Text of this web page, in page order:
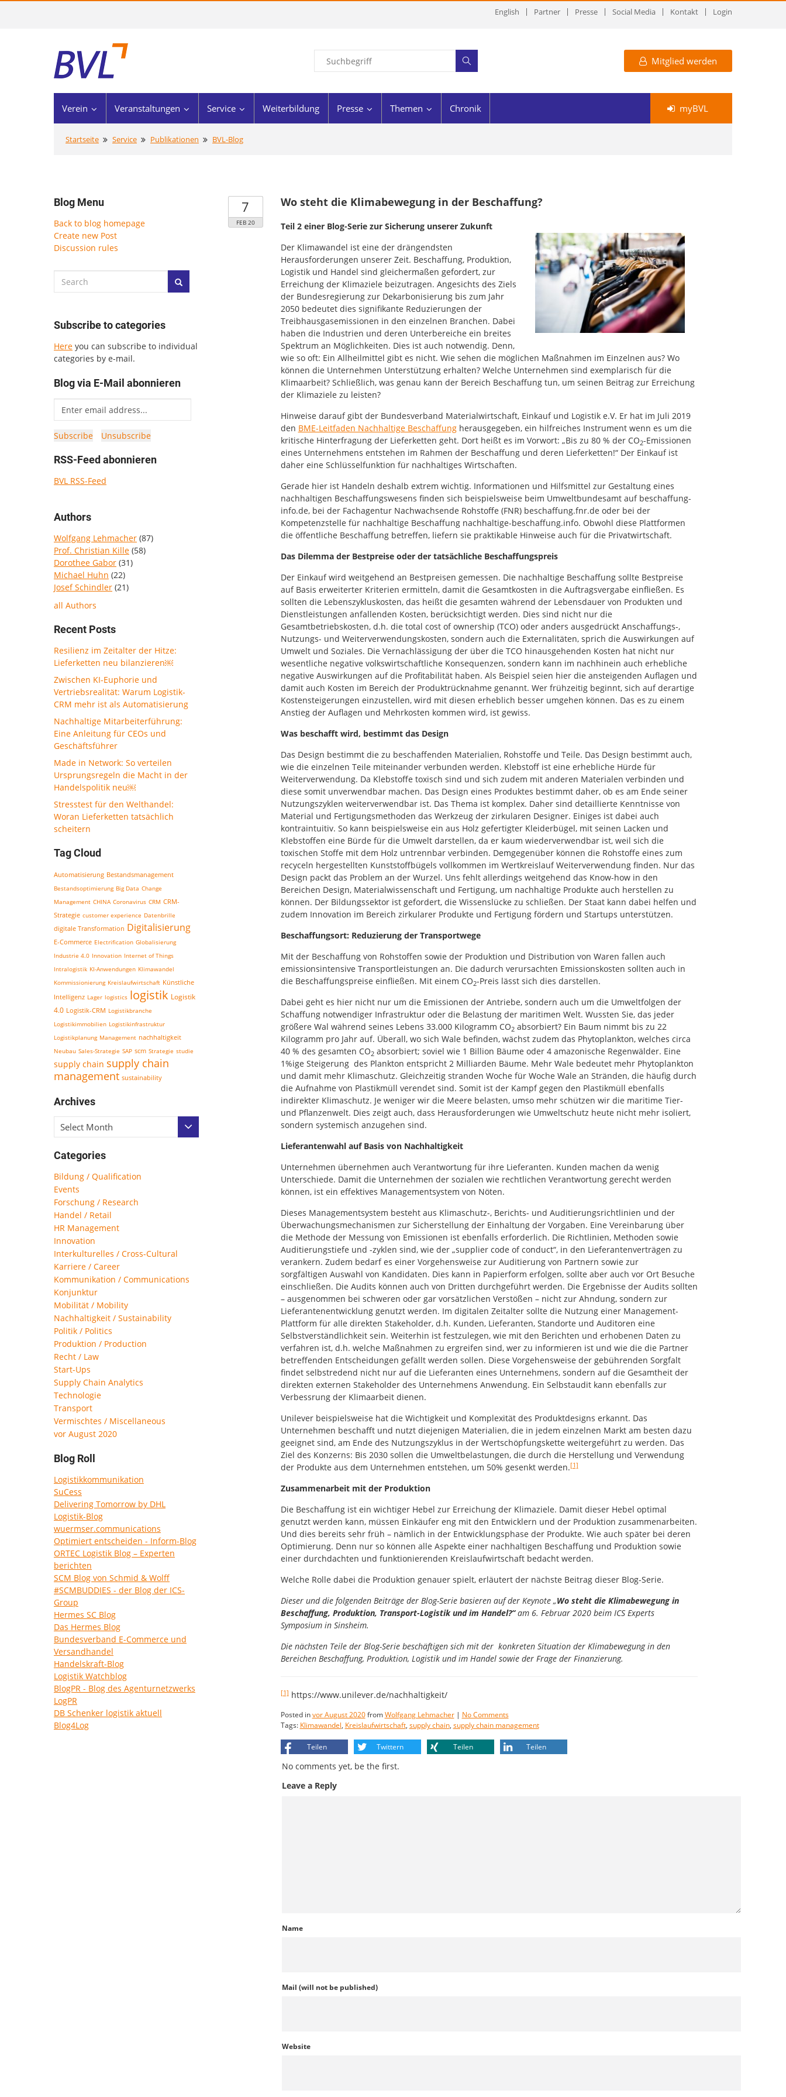
English Partner Presse Social Media Kontakt Login
Mitglied werden
Verein Veranstaltungen Service Weiterbildung Presse Themen Chronik myBVL
Startseite Service Publikationen BVL-Blog
Blog Menu
Back to blog homepage
Create new Post
Discussion rules
Subscribe to categories
Here you can subscribe to individual
categories by e-mail.
Blog via E-Mail abonnieren
RSS-Feed abonnieren
BVL RSS-Feed
Authors
Wolfgang Lehmacher (87)
Prof. Christian Kille (58)
Dorothee Gabor (31)
Michael Huhn (22)
Josef Schindler (21)
all Authors
Recent Posts
Resilienz im Zeitalter der Hitze:
Lieferketten neu bilanzieren￼
Zwischen KI-Euphorie und
Vertriebsrealität: Warum Logistik-
CRM mehr ist als Automatisierung
Nachhaltige Mitarbeiterführung:
Eine Anleitung für CEOs und
Geschäftsführer
Made in Network: So verteilen
Ursprungsregeln die Macht in der
Handelspolitik neu￼
Stresstest für den Welthandel:
Woran Lieferketten tatsächlich
scheitern
Tag Cloud
Automatisierung Bestandsmanagement
Bestandsoptimierung Big Data Change
Management CHINA Coronavirus CRM CRM-
Strategie customer experience Datenbrille
digitale Transformation Digitalisierung
E-Commerce Electrification Globalisierung
Industrie 4.0 Innovation Internet of Things
Intralogistik KI-Anwendungen Klimawandel
Kommissionierung Kreislaufwirtschaft Künstliche
Intelligenz Lager logistics logistik Logistik
4.0 Logistik-CRM Logistikbranche
Logistikimmobilien Logistikinfrastruktur
Logistikplanung Management nachhaltigkeit
Neubau Sales-Strategie SAP scm Strategie studie
supply chain supply chain
management sustainability
Archives
Select Month
Categories
Bildung / Qualification
Events
Forschung / Research
Handel / Retail
HR Management
Innovation
Interkulturelles / Cross-Cultural
Karriere / Career
Kommunikation / Communications
Konjunktur
Mobilität / Mobility
Nachhaltigkeit / Sustainability
Politik / Politics
Produktion / Production
Recht / Law
Start-Ups
Supply Chain Analytics
Technologie
Transport
Vermischtes / Miscellaneous
vor August 2020
Blog Roll
Logistikkommunikation
SuCess
Delivering Tomorrow by DHL
Logistik-Blog
wuermser.communications
Optimiert entscheiden - Inform-Blog
ORTEC Logistik Blog – Experten
berichten
SCM Blog von Schmid & Wolff
#SCMBUDDIES - der Blog der ICS-
Group
Hermes SC Blog
Das Hermes Blog
Bundesverband E-Commerce und
Versandhandel
Handelskraft-Blog
Logistik Watchblog
BlogPR - Blog des Agenturnetzwerks
LogPR
DB Schenker logistik aktuell
Blog4Log
7
FEB 20
Wo steht die Klimabewegung in der Beschaffung?
Teil 2 einer Blog-Serie zur Sicherung unserer Zukunft
Der Klimawandel ist eine der drängendsten
Herausforderungen unserer Zeit. Beschaffung, Produktion,
Logistik und Handel sind gleichermaßen gefordert, zur
Erreichung der Klimaziele beizutragen. Angesichts des Ziels
der Bundesregierung zur Dekarbonisierung bis zum Jahr
2050 bedeutet dies signifikante Reduzierungen der
Treibhausgasemissionen in den einzelnen Branchen. Dabei
haben die Industrien und deren Unterbereiche ein breites
Spektrum an Möglichkeiten. Dies ist auch notwendig. Denn,
wie so oft: Ein Allheilmittel gibt es nicht. Wie sehen die möglichen Maßnahmen im Einzelnen aus? Wo
können die Unternehmen Unterstützung erhalten? Welche Unternehmen sind exemplarisch für die
Klimaarbeit? Schließlich, was genau kann der Bereich Beschaffung tun, um seinen Beitrag zur Erreichung
der Klimaziele zu leisten?
Hinweise darauf gibt der Bundesverband Materialwirtschaft, Einkauf und Logistik e.V. Er hat im Juli 2019
den BME-Leitfaden Nachhaltige Beschaffungherausgegeben, ein hilfreiches Instrument wenn es um die
kritische Hinterfragung der Lieferketten geht. Dort heißt es im Vorwort: „Bis zu 80 % der CO2-Emissionen
eines Unternehmens entstehen im Rahmen der Beschaffung und deren Lieferketten!“ Der Einkauf ist
daher eine Schlüsselfunktion für nachhaltiges Wirtschaften.
Gerade hier ist Handeln deshalb extrem wichtig. Informationen und Hilfsmittel zur Gestaltung eines
nachhaltigen Beschaffungswesens finden sich beispielsweise beim Umweltbundesamt auf beschaffung-
info.de, bei der Fachagentur Nachwachsende Rohstoffe (FNR) beschaffung.fnr.de oder bei der
Kompetenzstelle für nachhaltige Beschaffung nachhaltige-beschaffung.info. Obwohl diese Plattformen
die öffentliche Beschaffung betreffen, liefern sie praktikable Hinweise auch für die Privatwirtschaft.
Das Dilemma der Bestpreise oder der tatsächliche Beschaffungspreis
Der Einkauf wird weitgehend an Bestpreisen gemessen. Die nachhaltige Beschaffung sollte Bestpreise
auf Basis erweiterter Kriterien ermitteln, damit die Gesamtkosten in die Auftragsvergabe einfließen. Es
sollten die Lebenszykluskosten, das heißt die gesamten während der Lebensdauer von Produkten und
Dienstleistungen anfallenden Kosten, berücksichtigt werden. Dies sind nicht nur die
Gesamtbetriebskosten, d.h. die total cost of ownership (TCO) oder anders ausgedrückt Anschaffungs-,
Nutzungs- und Weiterverwendungskosten, sondern auch die Externalitäten, sprich die Auswirkungen auf
Umwelt und Soziales. Die Vernachlässigung der über die TCO hinausgehenden Kosten hat nicht nur
wesentliche negative volkswirtschaftliche Konsequenzen, sondern kann im nachhinein auch erhebliche
negative Auswirkungen auf die Profitabilität haben. Als Beispiel seien hier die ansteigenden Auflagen und
damit auch Kosten im Bereich der Produktrücknahme genannt. Wer frühzeitig beginnt, sich auf derartige
Kostensteigerungen einzustellen, wird mit diesen erheblich besser umgehen können. Das es zu einem
Anstieg der Auflagen und Mehrkosten kommen wird, ist gewiss.
Was beschafft wird, bestimmt das Design
Das Design bestimmt die zu beschaffenden Materialien, Rohstoffe und Teile. Das Design bestimmt auch,
wie die einzelnen Teile miteinander verbunden werden. Klebstoff ist eine erhebliche Hürde für
Weiterverwendung. Da Klebstoffe toxisch sind und sich zudem mit anderen Materialen verbinden und
diese somit unverwendbar machen. Das Design eines Produktes bestimmt daher, ob es am Ende seiner
Nutzungszyklen weiterverwendbar ist. Das Thema ist komplex. Daher sind detaillierte Kenntnisse von
Material und Fertigungsmethoden das Werkzeug der zirkularen Designer. Einiges ist dabei auch
kontraintuitiv. So kann beispielsweise ein aus Holz gefertigter Kleiderbügel, mit seinen Lacken und
Klebstoffen eine Bürde für die Umwelt darstellen, da er kaum wiederverwendbar ist, weil sich die
toxischen Stoffe mit dem Holz untrennbar verbinden. Demgegenüber können die Rohstoffe eines zum
recyceln hergestellten Kunststoffbügels vollkommen im Wertkreislauf Weiterverwendung finden. Nur das
Design packt das Problem an der Wurzel. Uns fehlt allerdings weitgehend das Know-how in den
Bereichen Design, Materialwissenschaft und Fertigung, um nachhaltige Produkte auch herstellen zu
können. Der Bildungssektor ist gefordert, die Wissenslücke zu schließen. Der Staat kann dabei helfen und
zudem Innovation im Bereich zirkularer Produkte und Fertigung fördern und Startups unterstützen.
Beschaffungsort: Reduzierung der Transportwege
Mit der Beschaffung von Rohstoffen sowie der Produktion und Distribution von Waren fallen auch
emissionsintensive Transportleistungen an. Die dadurch verursachten Emissionskosten sollten auch in
die Beschaffungspreise einfließen. Mit einem CO2-Preis lässt sich dies darstellen.
Dabei geht es hier nicht nur um die Emissionen der Antriebe, sondern auch um die Umweltfolgen der
Schaffung notwendiger Infrastruktur oder die Belastung der maritimen Welt. Wussten Sie, das jeder
größere Wal während seines Lebens 33.000 Kilogramm CO2absorbiert? Ein Baum nimmt bis zu 22
Kilogramm pro Jahr auf. Überall, wo sich Wale befinden, wächst zudem das Phytoplankton, welches circa
40 % des gesamten CO2absorbiert; soviel wie 1 Billion Bäume oder 4 amazonische Regenwälder. Eine
1%ige Steigerung des Plankton entspricht 2 Milliarden Bäume. Mehr Wale bedeutet mehr Phytoplankton
und damit mehr Klimaschutz. Gleichzeitig stranden Woche für Woche Wale an Stränden, die häufig durch
die Aufnahme von Plastikmüll verendet sind. Somit ist der Kampf gegen den Plastikmüll ebenfalls
indirekter Klimaschutz. Je weniger wir die Meere belasten, umso mehr schützen wir die maritime Tier-
und Pflanzenwelt. Dies zeigt auch, dass Herausforderungen wie Umweltschutz heute nicht mehr isoliert,
sondern systemisch anzugehen sind.
Lieferantenwahl auf Basis von Nachhaltigkeit
Unternehmen übernehmen auch Verantwortung für ihre Lieferanten. Kunden machen da wenig
Unterschiede. Damit die Unternehmen der sozialen wie rechtlichen Verantwortung gerecht werden
können, ist ein effektives Managementsystem von Nöten.
Dieses Managementsystem besteht aus Klimaschutz-, Berichts- und Auditierungsrichtlinien und der
Überwachungsmechanismen zur Sicherstellung der Einhaltung der Vorgaben. Eine Vereinbarung über
die Methode der Messung von Emissionen ist ebenfalls erforderlich. Die Richtlinien, Methoden sowie
Auditierungstiefe und -zyklen sind, wie der „supplier code of conduct“, in den Lieferantenverträgen zu
verankern. Zudem bedarf es einer Vorgehensweise zur Auditierung von Partnern sowie zur
sorgfältigen Auswahl von Kandidaten. Dies kann in Papierform erfolgen, sollte aber auch vor Ort Besuche
einschließen. Die Audits können auch von Dritten durchgeführt werden. Die Ergebnisse der Audits sollten
– ausgenommen bei schweren oder gar vorsätzlichen Verstößen – nicht zur Ahndung, sondern zur
Lieferantenentwicklung genutzt werden. Im digitalen Zeitalter sollte die Nutzung einer Management-
Plattform für alle direkten Stakeholder, d.h. Kunden, Lieferanten, Standorte und Auditoren eine
Selbstverständlichkeit sein. Weiterhin ist festzulegen, wie mit den Berichten und erhobenen Daten zu
verfahren ist, d.h. welche Maßnahmen zu ergreifen sind, wer zu informieren ist und wie die die Partner
betreffenden Entscheidungen gefällt werden sollen. Diese Vorgehensweise der gebührenden Sorgfalt
findet selbstredend nicht nur auf die Lieferanten eines Unternehmens, sondern auf die Gesamtheit der
direkten externen Stakeholder des Unternehmens Anwendung. Ein Selbstaudit kann ebenfalls zur
Verbessrung der Klimaarbeit dienen.
Unilever beispielsweise hat die Wichtigkeit und Komplexität des Produktdesigns erkannt. Das
Unternehmen beschafft und nutzt diejenigen Materialien, die in jedem einzelnen Markt am besten dazu
geeignet sind, am Ende des Nutzungszyklus in der Wertschöpfungskette weitergeführt zu werden. Das
Ziel des Konzerns: Bis 2030 sollen die Umweltbelastungen, die durch die Herstellung und Verwendung
der Produkte aus dem Unternehmen entstehen, um 50% gesenkt werden.[1]
Zusammenarbeit mit der Produktion
Die Beschaffung ist ein wichtiger Hebel zur Erreichung der Klimaziele. Damit dieser Hebel optimal
genutzt werden kann, müssen Einkäufer eng mit den Entwicklern und der Produktion zusammenarbeiten.
Und dies bereits sehr früh – nämlich in der Entwicklungsphase der Produkte. Wie auch später bei deren
Optimierung. Denn nur so können alle Aspekte einer nachhaltigen Beschaffung und Produktion sowie
einer durchdachten und funktionierenden Kreislaufwirtschaft bedacht werden.
Welche Rolle dabei die Produktion genauer spielt, erläutert der nächste Beitrag dieser Blog-Serie.
Dieser und die folgenden Beiträge der Blog-Serie basieren auf der Keynote „Wo steht die Klimabewegung in
Beschaffung, Produktion, Transport-Logistik und im Handel?“am 6. Februar 2020 beim ICS Experts
Symposium in Sinsheim.
Die nächsten Teile der Blog-Serie beschäftigen sich mit der konkreten Situation der Klimabewegung in den
Bereichen Beschaffung, Produktion, Logistik und im Handel sowie der Frage der Finanzierung.
[1]https://www.unilever.de/nachhaltigkeit/
Posted invor August 2020fromWolfgang Lehmacher| No Comments
Tags: Klimawandel, Kreislaufwirtschaft, supply chain, supply chain management
Teilen Twittern Teilen Teilen
No comments yet, be the first.
Leave a Reply
Name
Mail (will not be published)
Website